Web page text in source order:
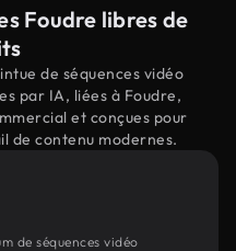
Foudre libres de
de séquences vidéo
par IA, liées à Foudre,
et conçues pour
de contenu modernes.
de séquences vidéo